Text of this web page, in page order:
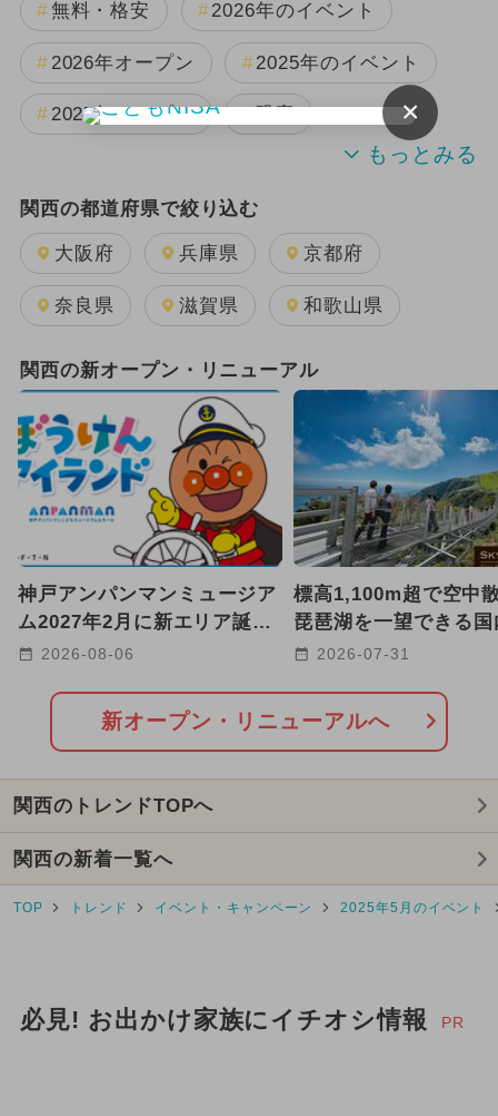
無料・格安 2026年のイベント
2026年オープン 2025年のイベント
2025年オープン 恐竜
2024年のイベント
週末イベント関西パック 夏休み
日帰り 雨の日OK
2026年1月のイベント
2025年12月のイベント
2025年11月のイベント
2024年12月のイベント
2024年5月のイベント
2024年7月のイベント
2025年1月のイベント
2024年11月のイベント
2025年3月のイベント
2025年9月のイベント
2024年3月のイベント
関西の都道府県で絞り込む
大阪府 兵庫県 京都府
奈良県 滋賀県 和歌山県
関西の新オープン・リニューアル
神戸アンパンマンミュージア
ム2027年2月に新エリア誕生
へ 海と冒険がテーマ！
2026-08-06
標高1,100m超で空中
琵琶湖を一望できる国
220mの絶景吊り橋が
2026-07-31
新オープン・リニューアルへ
関西のトレンドTOPへ
関西の新着一覧へ
TOP トレンド イベント・キャンペーン 2025年5月のイベント
必見! お出かけ家族にイチオシ情報 PR
×